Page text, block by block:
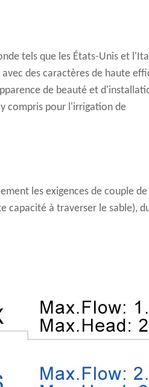
tels que les États-Unis et
des caractères de haute
de beauté et
compris pour l'irrigation de
les exigences de couple
capacité à traverser le sable),